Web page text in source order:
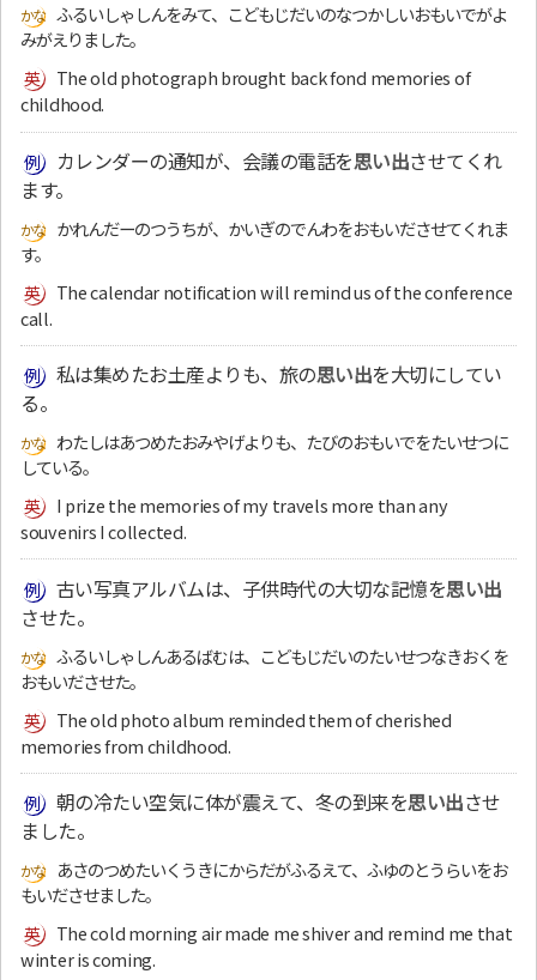
ふるいしゃしんをみて、こどもじだいのなつかしいおもいでがよ
みがえりました。
The old photograph brought back fond memories of
childhood.
カレンダーの通知が、会議の電話を思い出させてくれ
ます。
かれんだーのつうちが、かいぎのでんわをおもいださせてくれま
す。
The calendar notification will remind us of the conference
call.
私は集めたお土産よりも、旅の思い出を大切にしてい
る。
わたしはあつめたおみやげよりも、たびのおもいでをたいせつに
している。
I prize the memories of my travels more than any
souvenirs I collected.
古い写真アルバムは、子供時代の大切な記憶を思い出
させた。
ふるいしゃしんあるばむは、こどもじだいのたいせつなきおくを
おもいださせた。
The old photo album reminded them of cherished
memories from childhood.
朝の冷たい空気に体が震えて、冬の到来を思い出させ
ました。
あさのつめたいくうきにからだがふるえて、ふゆのとうらいをお
もいださせました。
The cold morning air made me shiver and remind me that
winter is coming.